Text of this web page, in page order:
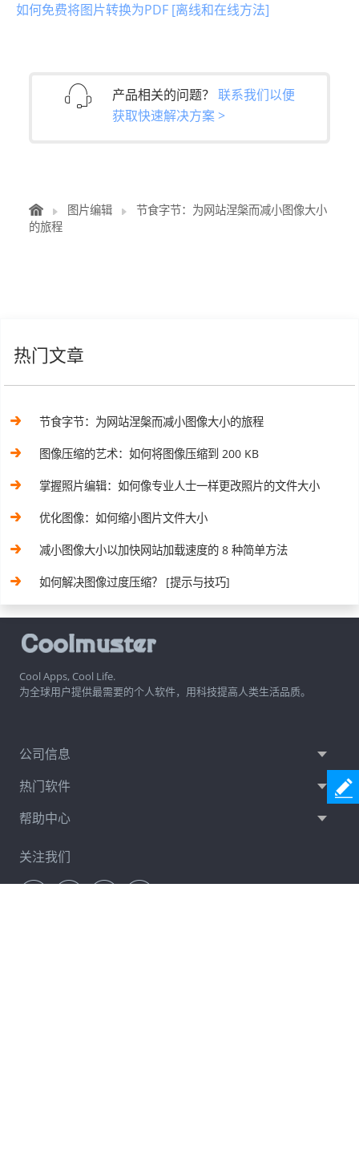
如何免费将图片转换为PDF [离线和在线方法]
产品相关的问题？ 联系我们以便
获取快速解决方案 >
图片编辑
节食字节：为网站涅槃而减小图像大小
的旅程
热门文章
节食字节：为网站涅槃而减小图像大小的旅程
图像压缩的艺术：如何将图像压缩到 200 KB
掌握照片编辑：如何像专业人士一样更改照片的文件大小
优化图像：如何缩小图片文件大小
减小图像大小以加快网站加载速度的 8 种简单方法
如何解决图像过度压缩？ [提示与技巧]
Cool Apps, Cool Life.
为全球用户提供最需要的个人软件，用科技提高人类生活品质。
公司信息
热门软件
帮助中心
关注我们